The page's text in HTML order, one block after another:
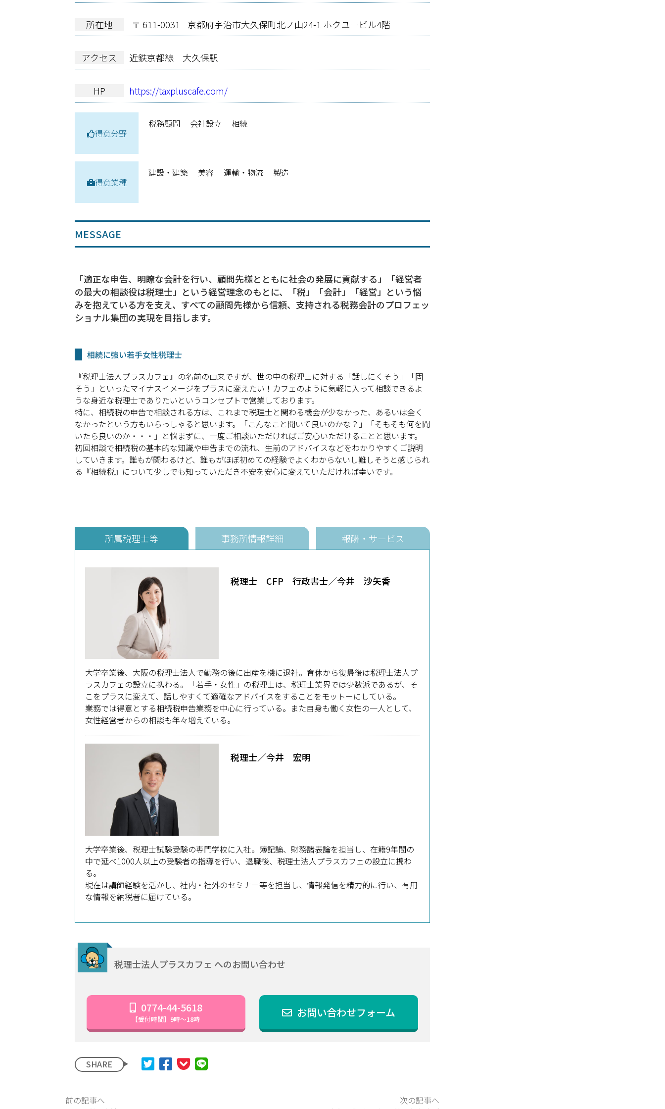
所在地 〒 611-0031 京都府宇治市大久保町北ノ山24-1 ホクユービル4階
アクセス 近鉄京都線 大久保駅
HP https://taxpluscafe.com/
得意分野
税務顧問 会社設立 相続
得意業種
建設・建築 美容 運輸・物流 製造
MESSAGE
「適正な申告、明瞭な会計を行い、顧問先様とともに社会の発展に貢献する」「経営者
の最大の相談役は税理士」という経営理念のもとに、「税」「会計」「経営」という悩
みを抱えている方を支え、すべての顧問先様から信頼、支持される税務会計のプロフェッ
ショナル集団の実現を目指します。
相続に強い若手女性税理士
『税理士法人プラスカフェ』の名前の由来ですが、世の中の税理士に対する「話しにくそう」「固
そう」といったマイナスイメージをプラスに変えたい！カフェのように気軽に入って相談できるよ
うな身近な税理士でありたいというコンセプトで営業しております。
特に、相続税の申告で相談される方は、これまで税理士と関わる機会が少なかった、あるいは全く
なかったという方もいらっしゃると思います。「こんなこと聞いて良いのかな？」「そもそも何を聞
いたら良いのか・・・」と悩まずに、一度ご相談いただければご安心いただけることと思います。
初回相談で相続税の基本的な知識や申告までの流れ、生前のアドバイスなどをわかりやすくご説明
していきます。誰もが関わるけど、誰もがほぼ初めての経験でよくわからないし難しそうと感じられ
る『相続税』について少しでも知っていただき不安を安心に変えていただければ幸いです。
所属税理士等 事務所情報詳細 報酬・サービス
税理士 CFP 行政書士／今井 沙矢香
大学卒業後、大阪の税理士法人で勤務の後に出産を機に退社。育休から復帰後は税理士法人プ
ラスカフェの設立に携わる。「若手・女性」の税理士は、税理士業界では少数派であるが、そ
こをプラスに変えて、話しやすくて適確なアドバイスをすることをモットーにしている。
業務では得意とする相続税申告業務を中心に行っている。また自身も働く女性の一人として、
女性経営者からの相談も年々増えている。
税理士／今井 宏明
大学卒業後、税理士試験受験の専門学校に入社。簿記論、財務諸表論を担当し、在籍9年間の
中で延べ1000人以上の受験者の指導を行い、退職後、税理士法人プラスカフェの設立に携わ
る。
現在は講師経験を活かし、社内・社外のセミナー等を担当し、情報発信を精力的に行い、有用
な情報を納税者に届けている。
税理士法人プラスカフェ へのお問い合わせ
0774-44-5618
【受付時間】9時～18時 お問い合わせフォーム
SHARE
前の記事へ
次の記事へ